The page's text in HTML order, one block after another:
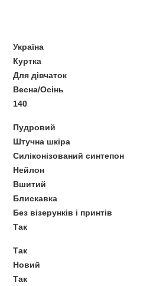
Україна
Куртка
Для дівчаток
Весна/Осінь
140
Пудровий
Штучна шкіра
Силіконізований синтепон
Нейлон
Вшитий
Блискавка
Без візерунків і принтів
Так
Так
Новий
Так